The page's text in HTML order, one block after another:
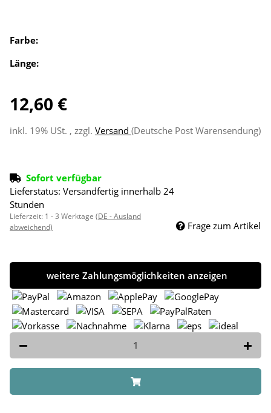
Farbe:
Länge:
12,60 €
inkl. 19% USt. , zzgl. Versand (Deutsche Post Warensendung)
Sofort verfügbar
Lieferstatus: Versandfertig innerhalb 24
Stunden
Lieferzeit: 1 - 3 Werktage (DE - Ausland
abweichend)
Frage zum Artikel
weitere Zahlungsmöglichkeiten anzeigen